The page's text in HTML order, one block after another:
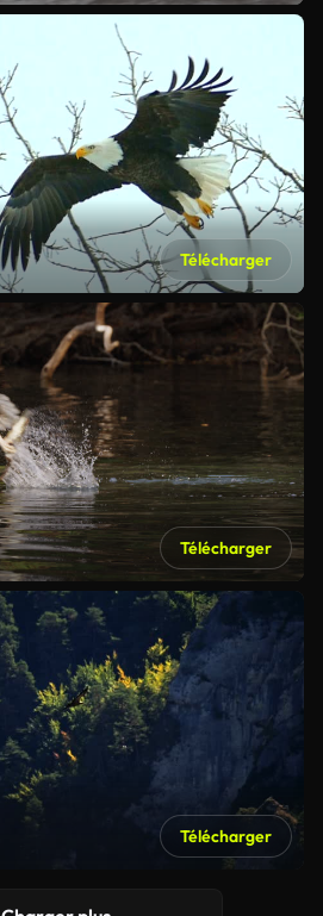
Télécharger
Télécharger
Télécharger